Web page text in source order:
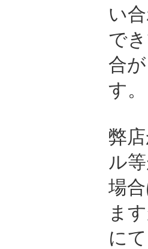
い
で
合
す。
弊
ル
場
ま
に